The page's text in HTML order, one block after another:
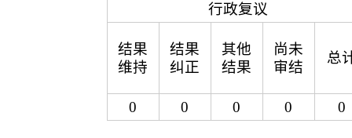
行政复议
结果
维持
结果
纠正
其他
结果
尚未
审结
总
0 0 0 0 0